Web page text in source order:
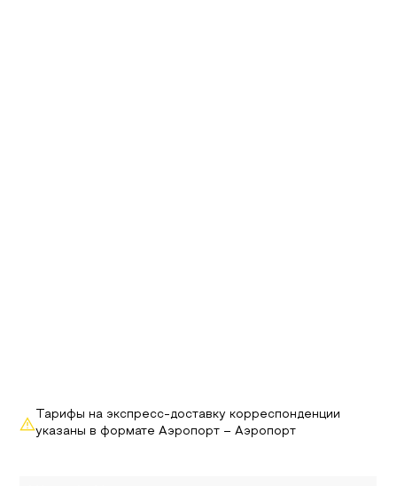
Тарифы на экспресс-доставку корреспонденции
указаны в формате Аэропорт – Аэропорт